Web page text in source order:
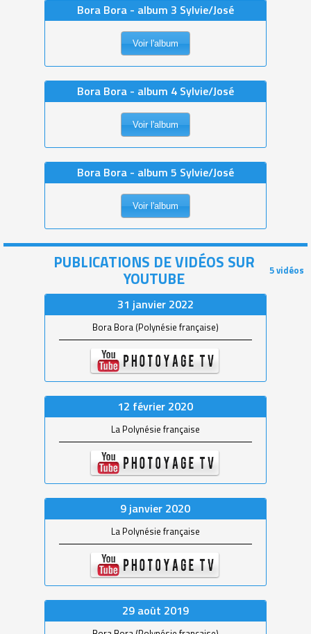
Bora Bora - album 3 Sylvie/José
Voir l'album
Bora Bora - album 4 Sylvie/José
Voir l'album
Bora Bora - album 5 Sylvie/José
Voir l'album
PUBLICATIONS DE VIDÉOS SUR
YOUTUBE 5 vidéos
31 janvier 2022
Bora Bora (Polynésie française)
12 février 2020
La Polynésie française
9 janvier 2020
La Polynésie française
29 août 2019